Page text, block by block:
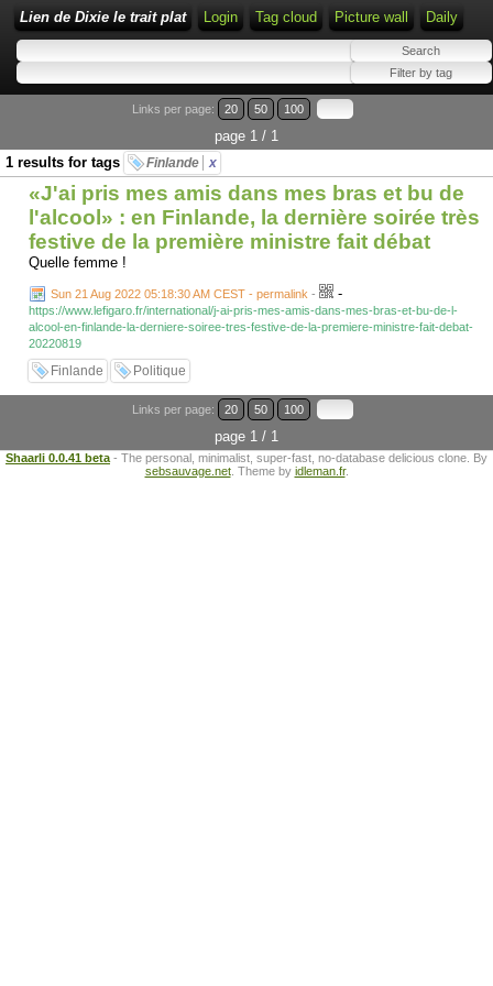
Lien de Dixie le trait plat Login Tag cloud Picture wall Daily
Links per page: 20 50 100
page 1 / 1
1 results for tags
Finlande x
«J'ai pris mes amis dans mes bras et bu de
l'alcool» : en Finlande, la dernière soirée très
festive de la première ministre fait débat
Quelle femme !
Sun 21 Aug 2022 05:18:30 AM CEST - permalink - -
https://www.lefigaro.fr/international/j-ai-pris-mes-amis-dans-mes-bras-et-bu-de-l-
alcool-en-finlande-la-derniere-soiree-tres-festive-de-la-premiere-ministre-fait-debat-
20220819
Finlande Politique
Links per page: 20 50 100
page 1 / 1
Shaarli 0.0.41 beta - The personal, minimalist, super-fast, no-database delicious clone. By
sebsauvage.net. Theme by idleman.fr.